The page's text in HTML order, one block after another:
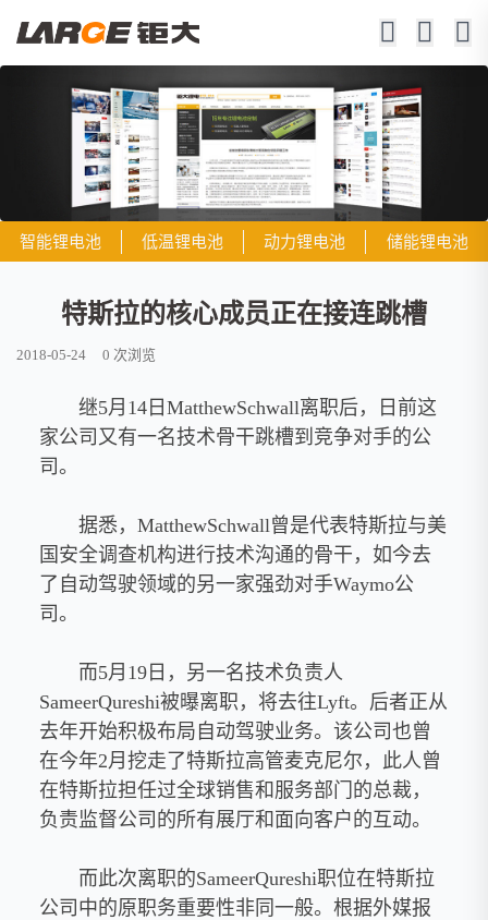
智能锂电池 低温锂电池 动力锂电池 储能锂电池
特斯拉的核心成员正在接连跳槽
2018-05-24 0 次浏览
继5月14日MatthewSchwall离职后，日前这
家公司又有一名技术骨干跳槽到竞争对手的公
司。
据悉，MatthewSchwall曾是代表特斯拉与美
国安全调查机构进行技术沟通的骨干，如今去
了自动驾驶领域的另一家强劲对手Waymo公
司。
而5月19日，另一名技术负责人
SameerQureshi被曝离职，将去往Lyft。后者正从
去年开始积极布局自动驾驶业务。该公司也曾
在今年2月挖走了特斯拉高管麦克尼尔，此人曾
在特斯拉担任过全球销售和服务部门的总裁，
负责监督公司的所有展厅和面向客户的互动。
而此次离职的SameerQureshi职位在特斯拉
公司中的原职务重要性非同一般。根据外媒报